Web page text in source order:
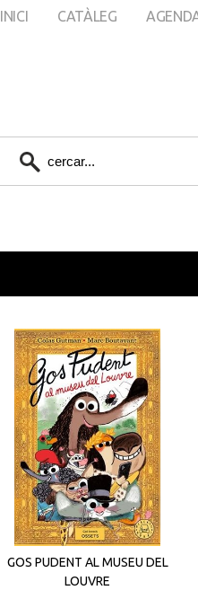
INICI CATÀLEG
GOS PUDENT AL MUSEU DEL
LOUVRE